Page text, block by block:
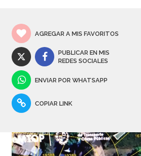
AGREGAR A MIS FAVORITOS
PUBLICAR EN MIS
REDES SOCIALES
ENVIAR POR WHATSAPP
COPIAR LINK